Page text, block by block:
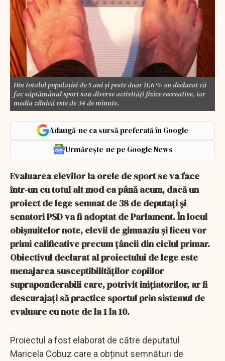
Din totalul populaţiei de 5 ani şi peste doar 11,6 % au declarat că
fac săptămânal sport sau diverse activităţi fizice recreative, iar
media zilnică este de 34 de minute.
Adaugă-ne ca sursă preferată în Google
Urmărește-ne pe Google News
Evaluarea elevilor la orele de sport se va face
într-un cu totul alt mod ca până acum, dacă un
proiect de lege semnat de 38 de deputați și
senatori PSD va fi adoptat de Parlament. În locul
obișnuitelor note, elevii de gimnaziu și liceu vor
primi calificative precum țâncii din ciclul primar.
Obiectivul declarat al proiectului de lege este
menajarea susceptibilităților copiilor
supraponderabili care, potrivit inițiatorilor, ar fi
descurajați să practice sportul prin sistemul de
evaluare cu note de la 1 la 10.
Proiectul a fost elaborat de către deputatul
Maricela Cobuz care a obținut semnături de